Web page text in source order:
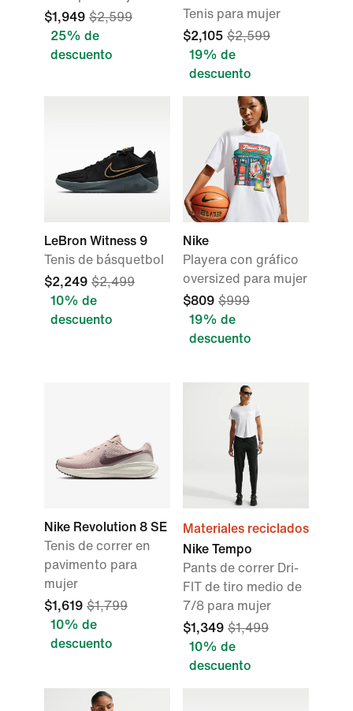
$1,949 $2,599
25% de
descuento
Tenis para mujer
$2,105 $2,599
19% de
descuento
LeBron Witness 9
Tenis de básquetbol
$2,249 $2,499
10% de
descuento
Nike
Playera con gráfico
oversized para mujer
$809 $999
19% de
descuento
Nike Revolution 8 SE
Tenis de correr en
pavimento para
mujer
$1,619 $1,799
10% de
descuento
Materiales reciclados
Nike Tempo
Pants de correr Dri-
FIT de tiro medio de
7/8 para mujer
$1,349 $1,499
10% de
descuento